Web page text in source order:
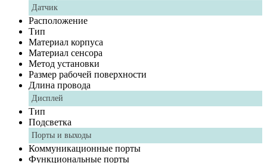
Датчик
Расположение
Тип
Материал корпуса
Материал сенсора
Метод установки
Размер рабочей поверхности
Длина провода
Дисплей
Тип
Подсветка
Порты и выходы
Коммуникационные порты
Функциональные порты